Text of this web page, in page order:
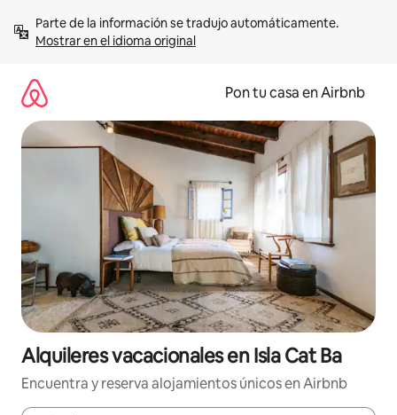
contenidoMostrar en el idioma original
Pon tu casa en Airbnb
Alquileres vacacionales en Isla Cat Ba
Encuentra y reserva alojamientos únicos en Airbnb